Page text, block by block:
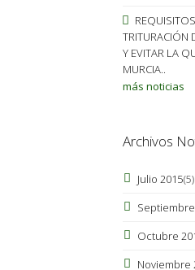
TRITURACIÓN
Y EVITAR LA
MURCIA..
más noticias
Archivos
Julio 2015(5)
Octubre
Noviembre